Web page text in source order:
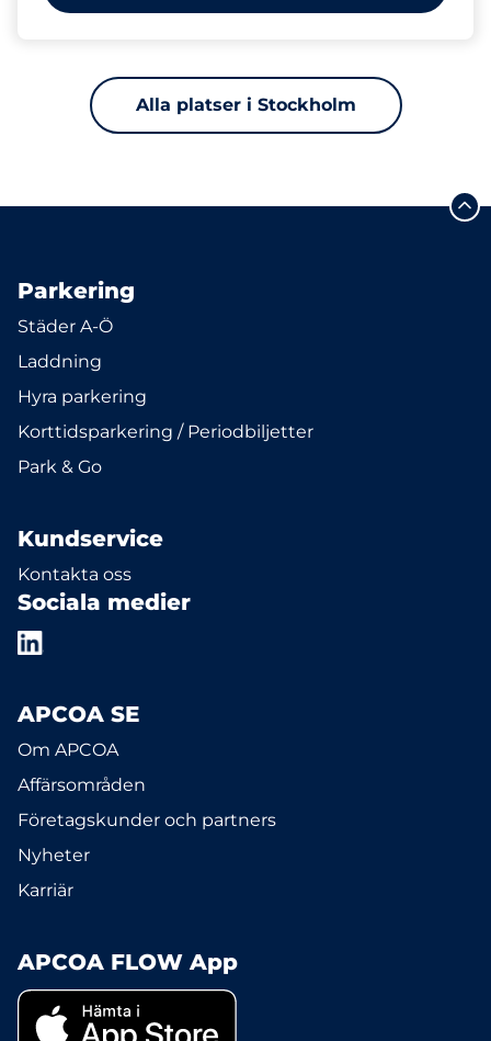
Alla platser i Stockholm
Parkering
Städer A-Ö
Laddning
Hyra parkering
Korttidsparkering / Periodbiljetter
Park & Go
Kundservice
Kontakta oss
Sociala medier
APCOA SE
Om APCOA
Affärsområden
Företagskunder och partners
Nyheter
Karriär
APCOA FLOW App